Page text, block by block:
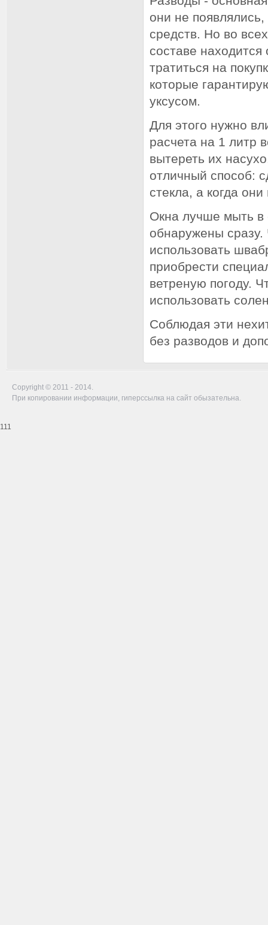
они не
средств. Но во
составе
тратиться на
которые
уксусом.
Для этого нужно
расчета на 1 литр
вытереть их
отличный способ:
стекла, а когда
Окна лучше мыть в
обнаружены сразу.
использовать
приобрести
ветреную погоду.
использовать
Соблюдая эти
без разводов и
Copyright © 2011 - 2014.
При копировании информации, гиперссылка на сайт обызательна.
111